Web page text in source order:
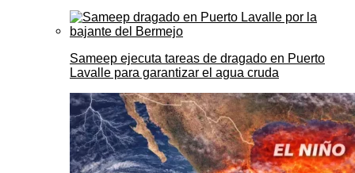
Sameep ejecuta tareas de dragado en Puerto
Lavalle para garantizar el agua cruda